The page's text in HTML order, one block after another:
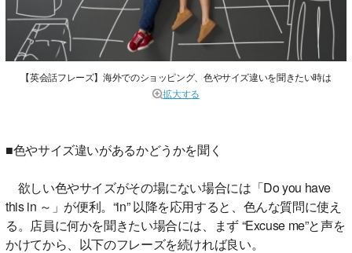
【英会話フレーズ】海外でのショッピング、色やサイズ違いを聞きたい時は
拡大する
■色やサイズ違いがあるかどうかを聞く
欲しい色やサイズがその場にない場合には「Do you have
this in ～」が便利。“in” 以降を応用すると、色んな質問に使え
る。店員に何かを聞きたい場合には、まず “Excuse me”と声を
かけてから、以下のフレーズを続ければ良い。